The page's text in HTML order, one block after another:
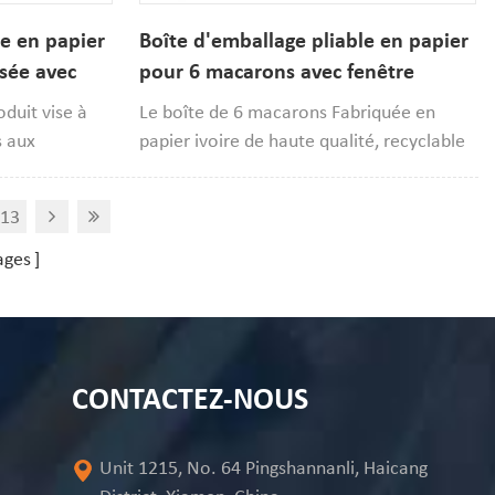
en papier
avec
vise à
aux
de gamme.
aspect
constitue
des desserts
Boîte d'emballage pliable en papier
pour 6 macarons avec fenêtre
transparente
Le boîte de 6 macarons Fabriquée en
papier ivoire de haute qualité, recyclable
13
CONTACTEZ-NOUS
Unit 1215, No. 64 Pingshannanli, Haicang